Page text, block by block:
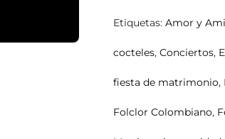
Etiquetas:Amor y
cocteles,Conciertos,
fiesta de matrimonio,
Folclor Colombiano,